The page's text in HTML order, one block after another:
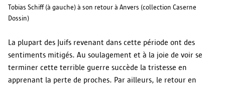
Tobias Schiff (à gauche) à son retour à Anvers (collection Caserne
Dossin)
La plupart des Juifs revenant dans cette période ont des
sentiments mitigés. Au soulagement et à la joie de voir se
terminer cette terrible guerre succède la tristesse en
apprenant la perte de proches. Par ailleurs, le retour en